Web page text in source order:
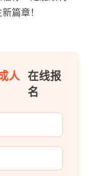
篇章！
人
在线报
名